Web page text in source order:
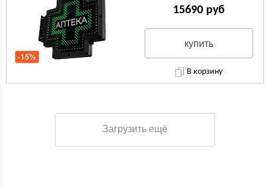
15690 руб
купить
В корзину
Загрузить ещё